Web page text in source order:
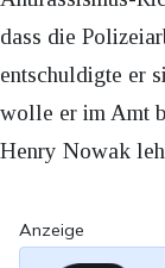
dass die
entschuldigte er
wolle er im Amt
Henry Nowak
Anzeige